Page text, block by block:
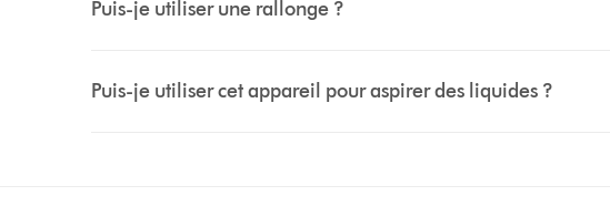
Puis-je utiliser une rallonge ?
Puis-je utiliser cet appareil pour aspirer des liquides ?